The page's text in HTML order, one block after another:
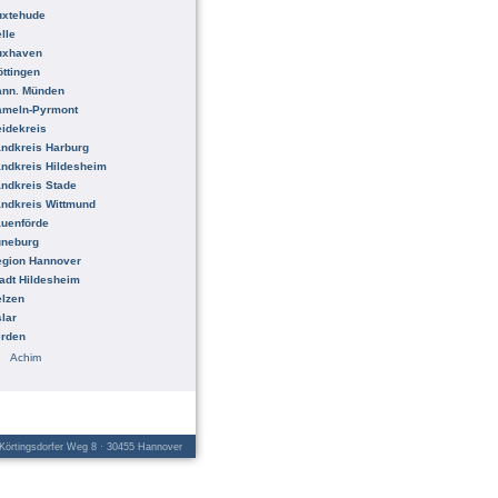
Münden
Pyrmont
Harburg
Hildesheim
Stade
Wittmund
Hannover
Hildesheim
Achim
Weg 8 · 30455 Hannover